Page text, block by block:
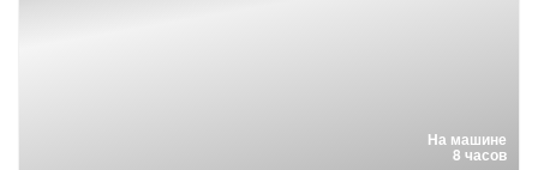
На машине
8 часов